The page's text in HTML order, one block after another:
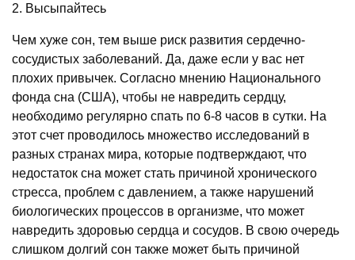
2. Высыпайтесь
Чем хуже сон, тем выше риск развития сердечно-
сосудистых заболеваний. Да, даже если у вас нет
плохих привычек. Согласно мнению Национального
фонда сна (США), чтобы не навредить сердцу,
необходимо регулярно спать по 6-8 часов в сутки. На
этот счет проводилось множество исследований в
разных странах мира, которые подтверждают, что
недостаток сна может стать причиной хронического
стресса, проблем с давлением, а также нарушений
биологических процессов в организме, что может
навредить здоровью сердца и сосудов. В свою очередь
слишком долгий сон также может быть причиной